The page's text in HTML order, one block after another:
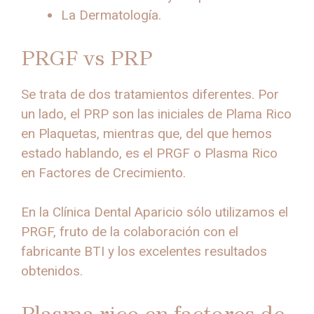
La Dermatología.
PRGF vs PRP
Se trata de dos tratamientos diferentes. Por
un lado, el PRP son las iniciales de Plama Rico
en Plaquetas, mientras que, del que hemos
estado hablando, es el PRGF o Plasma Rico
en Factores de Crecimiento.
En la Clínica Dental Aparicio sólo utilizamos el
PRGF, fruto de la colaboración con el
fabricante BTI y los excelentes resultados
obtenidos.